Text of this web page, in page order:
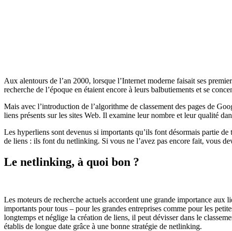
Aux alentours de l’an 2000, lorsque l’Internet moderne faisait ses
recherche de l’époque en étaient encore à leurs balbutiements et se
Mais avec l’introduction de l’algorithme de classement des pages de
liens présents sur les sites Web. Il examine leur nombre et leur qualité
Les hyperliens sont devenus si importants qu’ils font désormais partie
de liens : ils font du netlinking. Si vous ne l’avez pas encore fait, vous
Le netlinking, à quoi bon ?
Les moteurs de recherche actuels accordent une grande importance aux
importants pour tous – pour les grandes entreprises comme pour les
longtemps et néglige la création de liens, il peut dévisser dans le
établis de longue date grâce à une bonne stratégie de netlinking.